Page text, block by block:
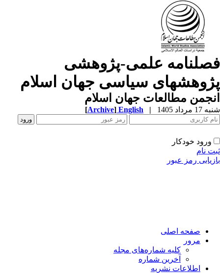
علمی-پژوهشی
سیاسی جهان اسلام
مطالعات جهان اسلام
مرداد 1405 |
English
[Archive]
ورود خودکار
نام
رمز عبور
صفحه اصلی
مرور
کلیه شماره‌های مجله
آخرین شماره
اطلاعات نشریه